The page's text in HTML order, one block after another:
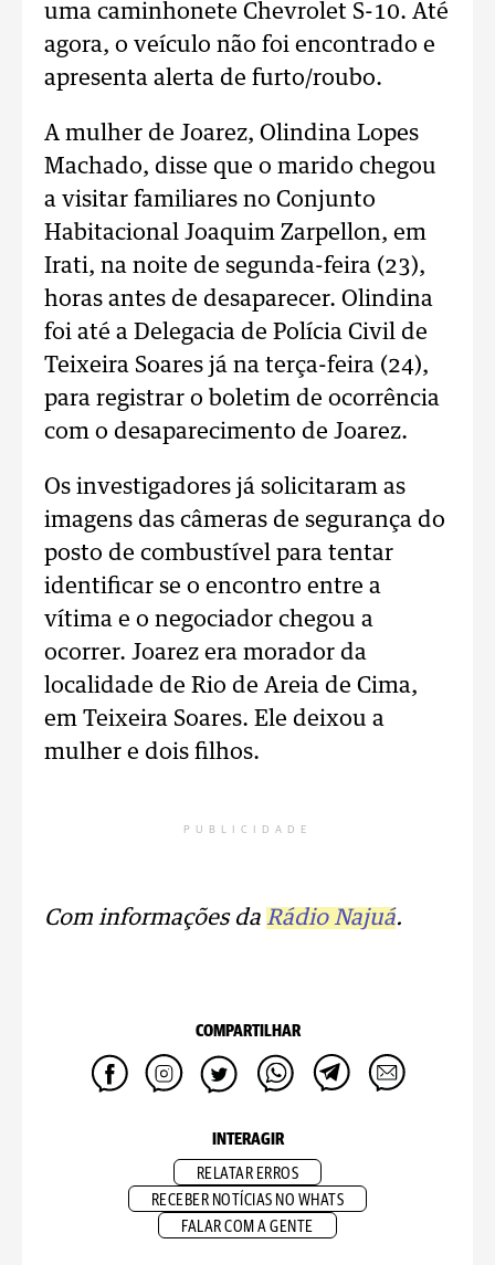
uma caminhonete Chevrolet S-10. Até
agora, o veículo não foi encontrado e
apresenta alerta de furto/roubo.
A mulher de Joarez, Olindina Lopes
Machado, disse que o marido chegou
a visitar familiares no Conjunto
Habitacional Joaquim Zarpellon, em
Irati, na noite de segunda-feira (23),
horas antes de desaparecer. Olindina
foi até a Delegacia de Polícia Civil de
Teixeira Soares já na terça-feira (24),
para registrar o boletim de ocorrência
com o desaparecimento de Joarez.
Os investigadores já solicitaram as
imagens das câmeras de segurança do
posto de combustível para tentar
identificar se o encontro entre a
vítima e o negociador chegou a
ocorrer. Joarez era morador da
localidade de Rio de Areia de Cima,
em Teixeira Soares. Ele deixou a
mulher e dois filhos.
PUBLICIDADE
Com informações da Rádio Najuá.
COMPARTILHAR
INTERAGIR
RELATAR ERROS
RECEBER NOTÍCIAS NO WHATS
FALAR COM A GENTE